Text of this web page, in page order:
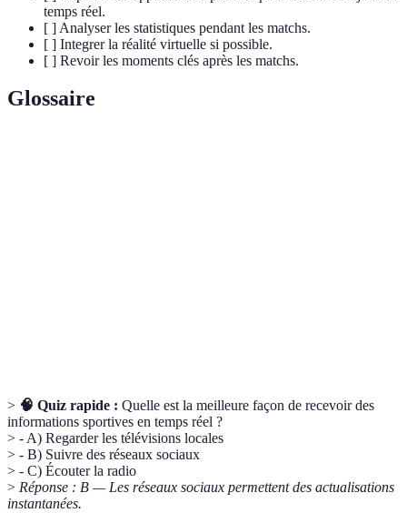
temps réel.
[ ] Analyser les statistiques pendant les matchs.
[ ] Integrer la réalité virtuelle si possible.
[ ] Revoir les moments clés après les matchs.
Glossaire
> 🧠 Quiz rapide : Quelle est la meilleure façon de recevoir des
informations sportives en temps réel ?
> - A) Regarder les télévisions locales
> - B) Suivre des réseaux sociaux
> - C) Écouter la radio
> Réponse : B — Les réseaux sociaux permettent des actualisations
instantanées.